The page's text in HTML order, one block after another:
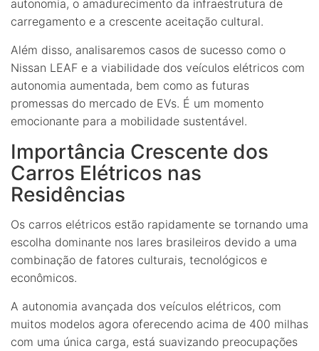
autonomia, o amadurecimento da infraestrutura de
carregamento e a crescente aceitação cultural.
Além disso, analisaremos casos de sucesso como o
Nissan LEAF e a viabilidade dos veículos elétricos com
autonomia aumentada, bem como as futuras
promessas do mercado de EVs. É um momento
emocionante para a mobilidade sustentável.
Importância Crescente dos
Carros Elétricos nas
Residências
Os carros elétricos estão rapidamente se tornando uma
escolha dominante nos lares brasileiros devido a uma
combinação de fatores culturais, tecnológicos e
econômicos.
A autonomia avançada dos veículos elétricos, com
muitos modelos agora oferecendo acima de 400 milhas
com uma única carga, está suavizando preocupações